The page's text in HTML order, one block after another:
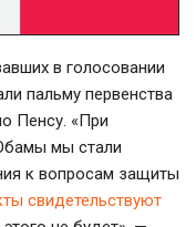
в голосовании
пальму первенства
Пенсу. «При
мы стали
к вопросам защиты
свидетельствуют